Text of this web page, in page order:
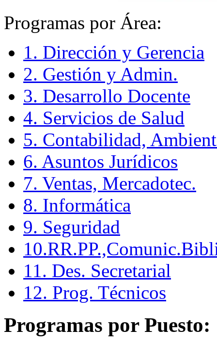
Programas por Área:
1. Dirección y Gerencia
2. Gestión y Admin.
3. Desarrollo Docente
4. Servicios de Salud
5. Contabilidad,
6. Asuntos Jurídicos
7. Ventas, Mercadotec.
8. Informática
9. Seguridad
11. Des. Secretarial
12. Prog. Técnicos
Programas por Puesto: